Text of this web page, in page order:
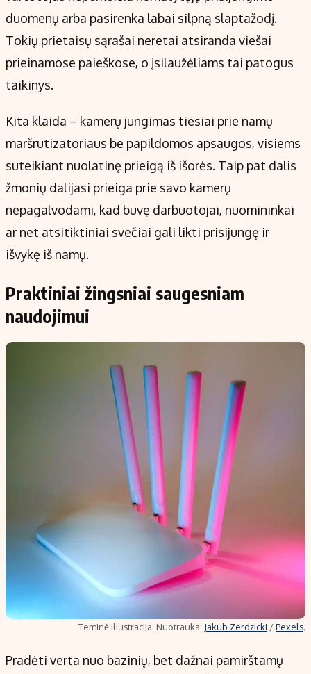
duomenų arba pasirenka labai silpną slaptažodį.
Tokių prietaisų sąrašai neretai atsiranda viešai
prieinamose paieškose, o įsilaužėliams tai patogus
taikinys.
Kita klaida – kamerų jungimas tiesiai prie namų
maršrutizatoriaus be papildomos apsaugos, visiems
suteikiant nuolatinę prieigą iš išorės. Taip pat dalis
žmonių dalijasi prieiga prie savo kamerų
nepagalvodami, kad buvę darbuotojai, nuomininkai
ar net atsitiktiniai svečiai gali likti prisijungę ir
išvykę iš namų.
Praktiniai žingsniai saugesniam
naudojimui
Teminė iliustracija. Nuotrauka: Jakub Zerdzicki /Pexels.
Pradėti verta nuo bazinių, bet dažnai pamirštamų